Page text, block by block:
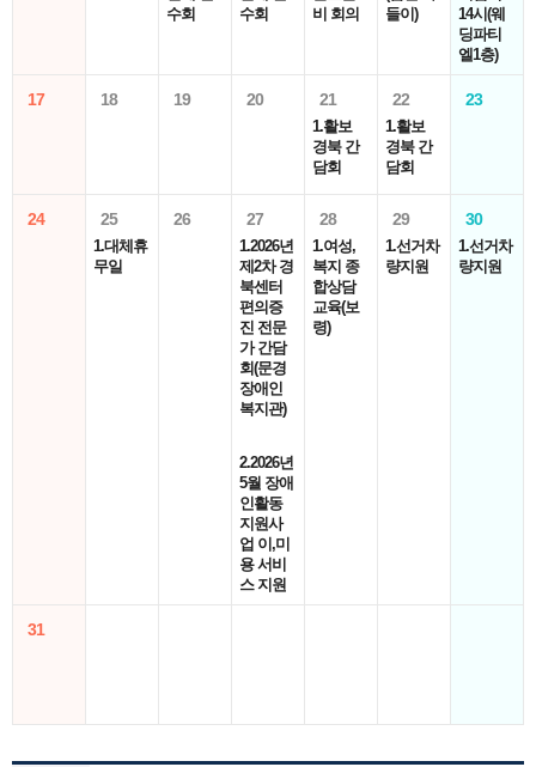
수회
수회
비 회의
들이)
14시(웨
딩파티
엘1층)
17 18 19 20 21
1.활보
경북 간
담회
22
1.활보
경북 간
담회
23
24 25
1.대체휴
무일
26 27
1.2026년
제2차 경
북센터
편의증
진 전문
가 간담
회(문경
장애인
복지관)
2.2026년
5월 장애
인활동
지원사
업 이,미
용 서비
스 지원
28
1.여성,
복지 종
합상담
교육(보
령)
29
1.선거차
량지원
30
1.선거차
량지원
31